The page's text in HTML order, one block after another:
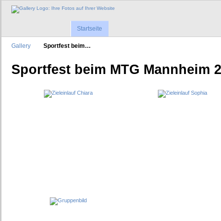
Startseite
Gallery Sportfest beim…
Sportfest beim MTG Mannheim